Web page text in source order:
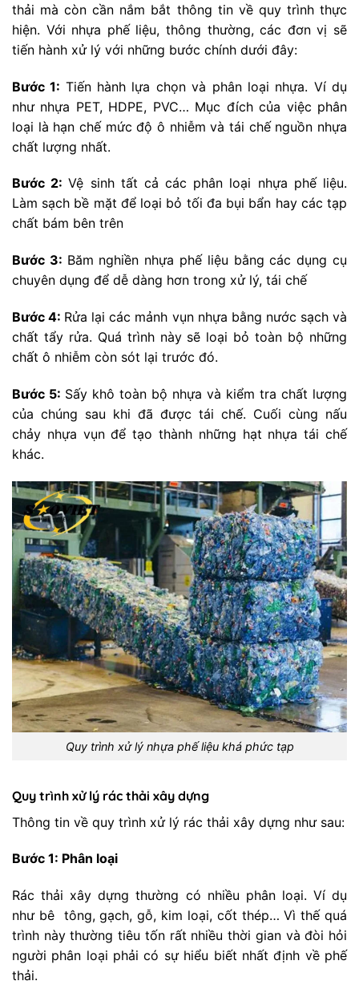
thải mà còn cần nắm bắt thông tin về quy trình thực
hiện. Với nhựa phế liệu, thông thường, các đơn vị sẽ
tiến hành xử lý với những bước chính dưới đây:
Bước 1: Tiến hành lựa chọn và phân loại nhựa. Ví dụ
như nhựa PET, HDPE, PVC… Mục đích của việc phân
loại là hạn chế mức độ ô nhiễm và tái chế nguồn nhựa
chất lượng nhất.
Bước 2:Vệ sinh tất cả các phân loại nhựa phế liệu.
Làm sạch bề mặt để loại bỏ tối đa bụi bẩn hay các tạp
chất bám bên trên
Bước 3: Băm nghiền nhựa phế liệu bằng các dụng cụ
chuyên dụng để dễ dàng hơn trong xử lý, tái chế
Bước 4: Rửa lại các mảnh vụn nhựa bằng nước sạch và
chất tẩy rửa. Quá trình này sẽ loại bỏ toàn bộ những
chất ô nhiễm còn sót lại trước đó.
Bước 5: Sấy khô toàn bộ nhựa và kiểm tra chất lượng
của chúng sau khi đã được tái chế. Cuối cùng nấu
chảy nhựa vụn để tạo thành những hạt nhựa tái chế
khác.
Quy trình xử lý nhựa phế liệu khá phức tạp
Quy trình xử lý rác thải xây dựng
Thông tin về quy trình xử lý rác thải xây dựng như sau:
Bước 1: Phân loại
Rác thải xây dựng thường có nhiều phân loại. Ví dụ
như bê tông, gạch, gỗ, kim loại, cốt thép… Vì thế quá
trình này thường tiêu tốn rất nhiều thời gian và đòi hỏi
người phân loại phải có sự hiểu biết nhất định về phế
thải.